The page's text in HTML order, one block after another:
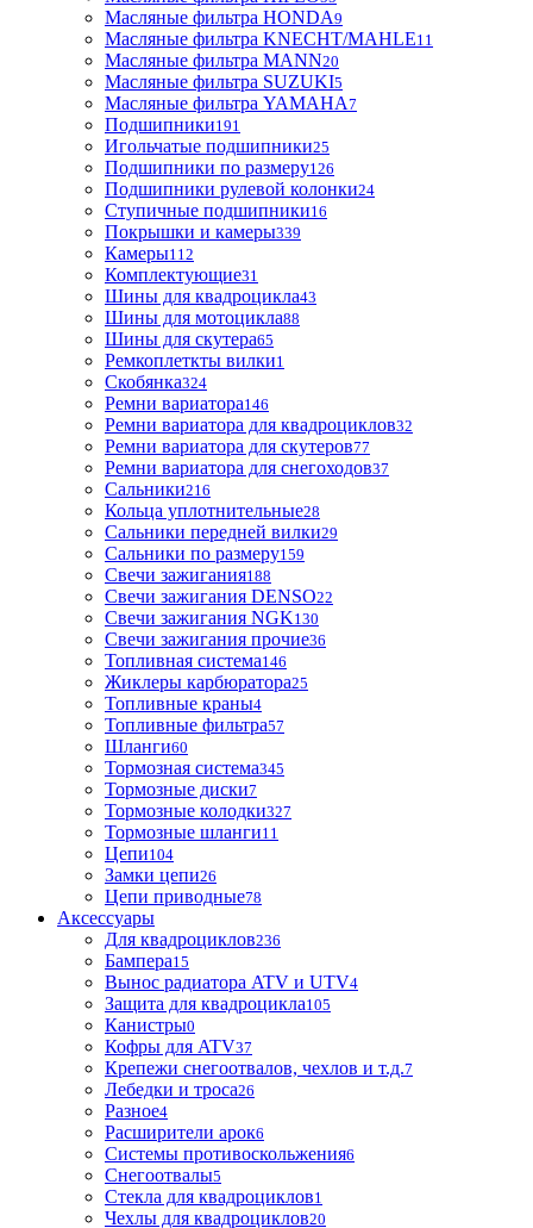
Масляные фильтра HONDA9
Масляные фильтра KNECHT/MAHLE11
Масляные фильтра MANN20
Масляные фильтра SUZUKI5
Масляные фильтра YAMAHA7
Подшипники191
Игольчатые подшипники25
Подшипники по размеру126
Подшипники рулевой колонки24
Ступичные подшипники16
Покрышки и камеры339
Камеры112
Комплектующие31
Шины для квадроцикла43
Шины для мотоцикла88
Шины для скутера65
Ремкоплеткты вилки1
Скобянка324
Ремни вариатора146
Ремни вариатора для квадроциклов32
Ремни вариатора для скутеров77
Ремни вариатора для снегоходов37
Сальники216
Кольца уплотнительные28
Сальники передней вилки29
Сальники по размеру159
Свечи зажигания188
Свечи зажигания DENSO22
Свечи зажигания NGK130
Свечи зажигания прочие36
Топливная система146
Жиклеры карбюратора25
Топливные краны4
Топливные фильтра57
Шланги60
Тормозная система345
Тормозные диски7
Тормозные колодки327
Тормозные шланги11
Цепи104
Замки цепи26
Цепи приводные78
Аксессуары
Для квадроциклов236
Бамперa15
Вынос радиатора ATV и UTV4
Защита для квадроцикла105
Канистры0
Кофры для ATV37
Крепежи снегоотвалов, чехлов и т.д.7
Лебедки и троса26
Разное4
Расширители арок6
Системы противоскольжения6
Снегоотвалы5
Стекла для квадроциклов1
Чехлы для квадроциклов20